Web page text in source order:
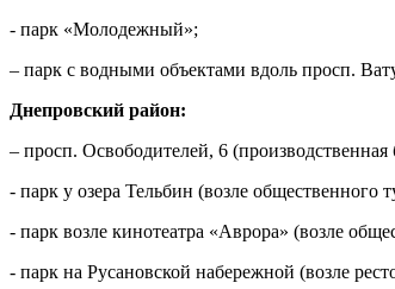
- парк «Молодежный»;
– парк с водными объектами вдоль просп.
Днепровский район:
– просп. Освободителей, 6
- парк у озера Тельбин (возле общественного
- парк возле кинотеатра «Аврора» (возле
- парк на Русановской набережной (возле